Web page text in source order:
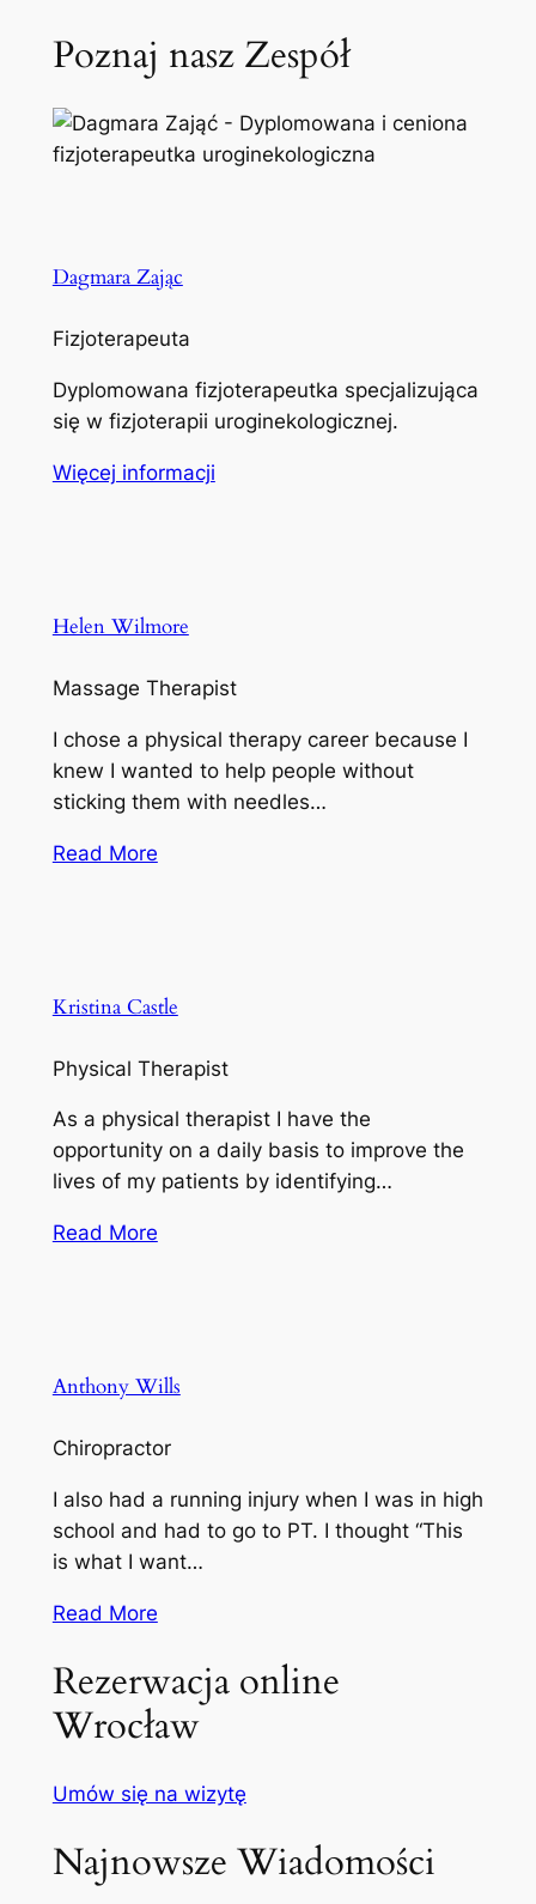
Poznaj nasz Zespół
Dagmara Zając
Fizjoterapeuta
Dyplomowana fizjoterapeutka specjalizująca
się w fizjoterapii uroginekologicznej.
Więcej informacji
Helen Wilmore
Massage Therapist
I chose a physical therapy career because I
knew I wanted to help people without
sticking them with needles…
Read More
Kristina Castle
Physical Therapist
As a physical therapist I have the
opportunity on a daily basis to improve the
lives of my patients by identifying…
Read More
Anthony Wills
Chiropractor
I also had a running injury when I was in high
school and had to go to PT. I thought “This
is what I want…
Read More
Rezerwacja online
Wrocław
Umów się na wizytę
Najnowsze Wiadomości